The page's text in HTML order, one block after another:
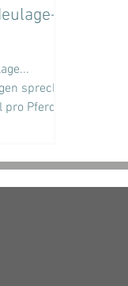
sprechen
Pferd zu